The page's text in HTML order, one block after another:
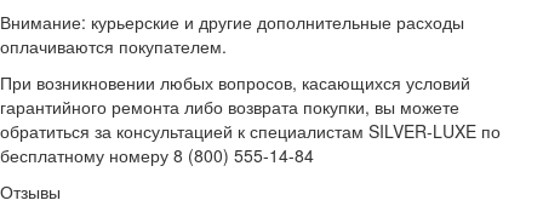
Внимание: курьерские и другие дополнительные расходы
оплачиваются покупателем.
При возникновении любых вопросов, касающихся условий
гарантийного ремонта либо возврата покупки, вы можете
обратиться за консультацией к специалистам SILVER-LUXE по
бесплатному номеру 8 (800) 555-14-84
Отзывы